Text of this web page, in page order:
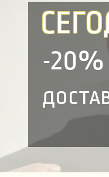
-20%